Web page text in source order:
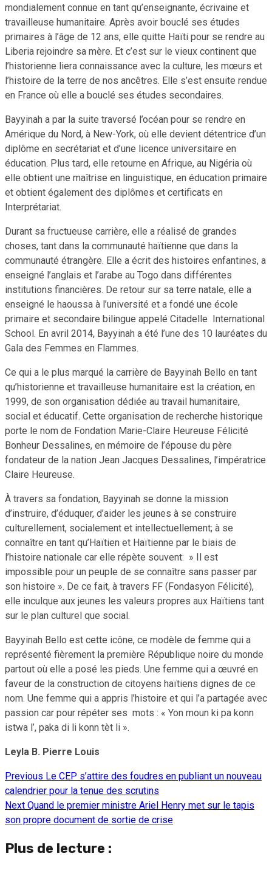
mondialement connue en tant qu’enseignante, écrivaine et
travailleuse humanitaire. Après avoir bouclé ses études
primaires à l’âge de 12 ans, elle quitte Haïti pour se rendre au
Liberia rejoindre sa mère. Et c’est sur le vieux continent que
l’historienne liera connaissance avec la culture, les mœurs et
l’histoire de la terre de nos ancêtres. Elle s’est ensuite rendue
en France où elle a bouclé ses études secondaires.
Bayyinah a par la suite traversé l’océan pour se rendre en
Amérique du Nord, à New-York, où elle devient détentrice d’un
diplôme en secrétariat et d’une licence universitaire en
éducation. Plus tard, elle retourne en Afrique, au Nigéria où
elle obtient une maîtrise en linguistique, en éducation primaire
et obtient également des diplômes et certificats en
Interprétariat.
Durant sa fructueuse carrière, elle a réalisé de grandes
choses, tant dans la communauté haïtienne que dans la
communauté étrangère. Elle a écrit des histoires enfantines, a
enseigné l’anglais et l’arabe au Togo dans différentes
institutions financières. De retour sur sa terre natale, elle a
enseigné le haoussa à l’université et a fondé une école
primaire et secondaire bilingue appelé Citadelle International
School. En avril 2014, Bayyinah a été l’une des 10 lauréates du
Gala des Femmes en Flammes.
Ce qui a le plus marqué la carrière de Bayyinah Bello en tant
qu’historienne et travailleuse humanitaire est la création, en
1999, de son organisation dédiée au travail humanitaire,
social et éducatif. Cette organisation de recherche historique
porte le nom de Fondation Marie-Claire Heureuse Félicité
Bonheur Dessalines, en mémoire de l’épouse du père
fondateur de la nation Jean Jacques Dessalines, l’impératrice
Claire Heureuse.
À travers sa fondation, Bayyinah se donne la mission
d’instruire, d’éduquer, d’aider les jeunes à se construire
culturellement, socialement et intellectuellement; à se
connaître en tant qu’Haïtien et Haïtienne par le biais de
l’histoire nationale car elle répète souvent: » Il est
impossible pour un peuple de se connaître sans passer par
son histoire ». De ce fait, à travers FF (Fondasyon Félicité),
elle inculque aux jeunes les valeurs propres aux Haïtiens tant
sur le plan culturel que social.
Bayyinah Bello est cette icône, ce modèle de femme qui a
représenté fièrement la première République noire du monde
partout où elle a posé les pieds. Une femme qui a œuvré en
faveur de la construction de citoyens haïtiens dignes de ce
nom. Une femme qui a appris l’histoire et qui l’a partagée avec
passion car pour répéter ses mots : « Yon moun ki pa konn
istwa l’, paka di li konn tèt li ».
Leyla B. Pierre Louis
Continue
Reading
Previous Le CEP s’attire des foudres en publiant un nouveau
calendrier pour la tenue des scrutins
Next Quand le premier ministre Ariel Henry met sur le tapis
son propre document de sortie de crise
Plus de lecture :